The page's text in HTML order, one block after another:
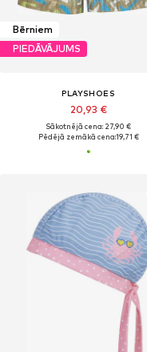
Bērniem
PIEDĀVĀJUMS
PLAYSHOES
20,93 €
Sākotnējā cena: 27,90 €
Pēdējā zemākā cena:19,71 €